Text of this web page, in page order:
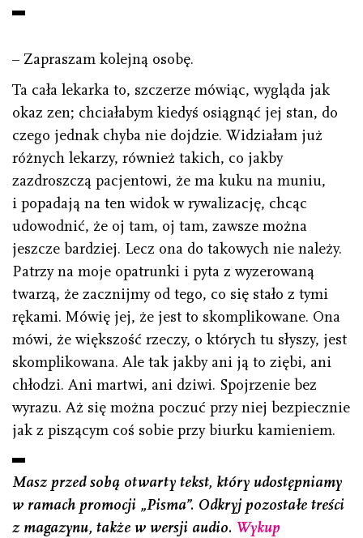
– Zapraszam kolejną osobę.
Ta cała lekarka to, szczerze mówiąc, wygląda jak
okaz zen; chciałabym kiedyś osiągnąć jej stan, do
czego jednak chyba nie dojdzie. Widziałam już
różnych lekarzy, również takich, co jakby
zazdroszczą pacjentowi, że ma kuku na muniu,
i popadają na ten widok w rywalizację, chcąc
udowodnić, że oj tam, oj tam, zawsze można
jeszcze bardziej. Lecz ona do takowych nie należy.
Patrzy na moje opatrunki i pyta z wyzerowaną
twarzą, że zacznijmy od tego, co się stało z tymi
rękami. Mówię jej, że jest to skomplikowane. Ona
mówi, że większość rzeczy, o których tu słyszy, jest
skomplikowana. Ale tak jakby ani ją to ziębi, ani
chłodzi. Ani martwi, ani dziwi. Spojrzenie bez
wyrazu. Aż się można poczuć przy niej bezpiecznie
jak z piszącym coś sobie przy biurku kamieniem.
Masz przed sobą otwarty tekst, który udostępniamy
w ramach promocji „Pisma”. Odkryj pozostałe treści
z magazynu, także w wersji audio. Wykup